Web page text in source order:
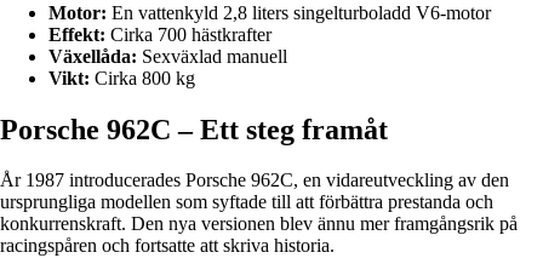
Motor: En vattenkyld 2,8 liters singelturboladd V6-motor
Effekt: Cirka 700 hästkrafter
Växellåda: Sexväxlad manuell
Vikt: Cirka 800 kg
Porsche 962C – Ett steg framåt
År 1987 introducerades Porsche 962C, en vidareutveckling av den
ursprungliga modellen som syftade till att förbättra prestanda och
konkurrenskraft. Den nya versionen blev ännu mer framgångsrik på
racingspåren och fortsatte att skriva historia.